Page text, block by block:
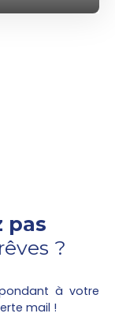
pas
?
à votre
mail !